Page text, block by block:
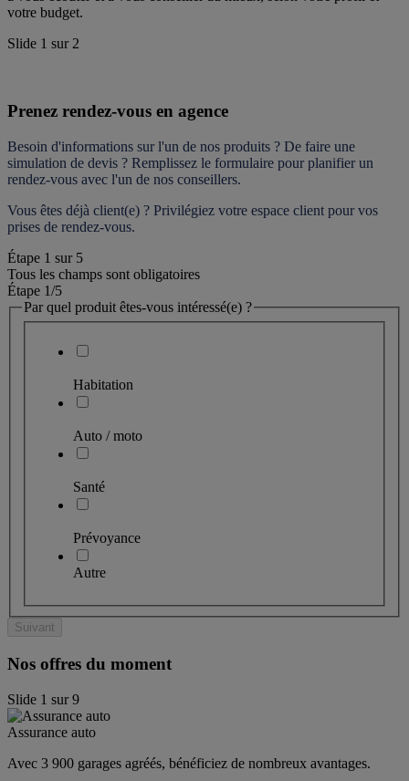
votre budget.
Slide 1 sur 2
Prenez rendez-vous en agence
Besoin d'informations sur l'un de nos produits ? De faire une
simulation de devis ? Remplissez le formulaire pour planifier un
rendez-vous avec l'un de nos conseillers.
Vous êtes déjà client(e) ? Privilégiez votre espace client pour vos
prises de rendez-vous.
Étape 1 sur 5
Tous les champs sont obligatoires
Étape 1/5
Par quel produit êtes-vous intéressé(e) ?
Habitation
Auto / moto
Santé
Prévoyance
Autre
Suivant
Nos offres du moment
Slide 1 sur9
Assurance auto
Avec 3 900 garages agréés, bénéficiez de nombreux avantages.